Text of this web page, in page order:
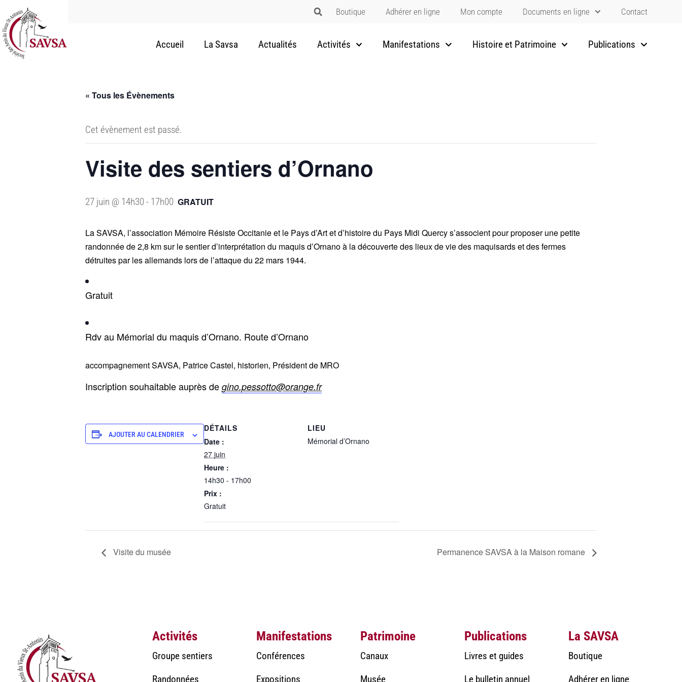
Boutique Adhérer en ligne Mon compte Documents en ligne Contact
Accueil La Savsa Actualités Activités Manifestations Histoire et Patrimoine Publications
« Tous les Évènements
Cet évènement est passé.
Visite des sentiers d’Ornano
27 juin @ 14h30 - 17h00 GRATUIT
La SAVSA, l’association Mémoire Résiste Occitanie et le Pays d’Art et d’histoire du Pays Midi Quercy s’associent pour proposer une petite
randonnée de 2,8 km sur le sentier d’interprétation du maquis d’Ornano à la découverte des lieux de vie des maquisards et des fermes
détruites par les allemands lors de l’attaque du 22 mars 1944.
Gratuit
Rdv au Mémorial du maquis d’Ornano. Route d’Ornano
accompagnement SAVSA, Patrice Castel, historien, Président de MRO
Inscription souhaitable auprès de gino.pessotto@orange.fr
AJOUTER AU CALENDRIER
DÉTAILS
Date :
27 juin
Heure :
14h30 - 17h00
Prix :
Gratuit
LIEU
Mémorial d’Ornano
Visite du musée Permanence SAVSA à la Maison romane
Activités
Groupe sentiers
Randonnées
Manifestations
Conférences
Expositions
Patrimoine
Canaux
Musée
Publications
Livres et guides
Le bulletin annuel
La SAVSA
Boutique
Adhérer en ligne